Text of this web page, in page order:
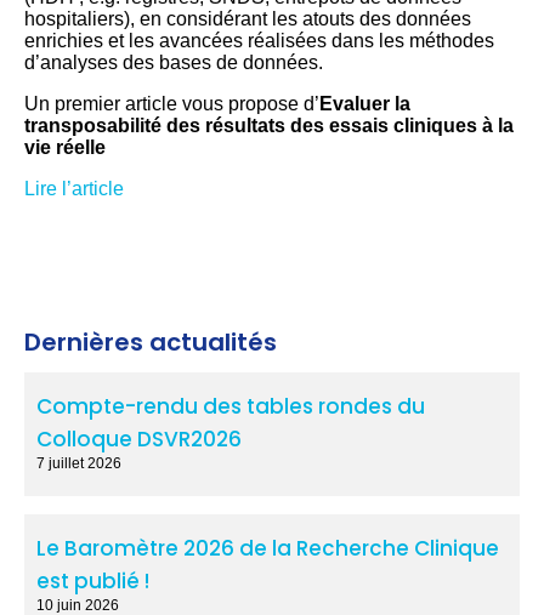
hospitaliers), en considérant les atouts des données
enrichies et les avancées réalisées dans les méthodes
d’analyses des bases de données.
Un premier article vous propose d’ Evaluer la
transposabilité des résultats des essais cliniques à la
vie réelle
Lire l’article
Dernières actualités
Compte-rendu des tables rondes du
Colloque DSVR2026
7 juillet 2026
Le Baromètre 2026 de la Recherche Clinique
est publié !
10 juin 2026